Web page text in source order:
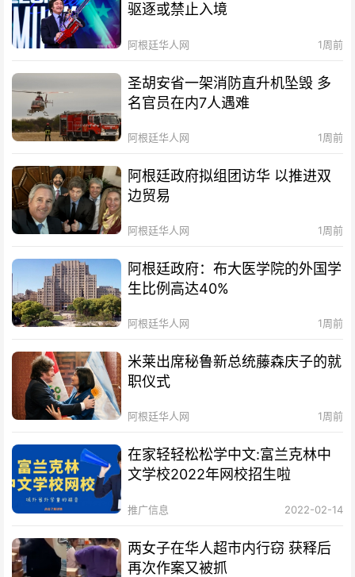
驱逐或禁止入境
阿根廷华人网 1周前
圣胡安省一架消防直升机坠毁 多
名官员在内7人遇难
阿根廷华人网 1周前
阿根廷政府拟组团访华 以推进双
边贸易
阿根廷华人网 1周前
阿根廷政府：布大医学院的外国学
生比例高达40%
阿根廷华人网 1周前
米莱出席秘鲁新总统藤森庆子的就
职仪式
阿根廷华人网 1周前
在家轻轻松松学中文:富兰克林中
文学校2022年网校招生啦
推广信息 2022-02-14
两女子在华人超市内行窃 获释后
再次作案又被抓